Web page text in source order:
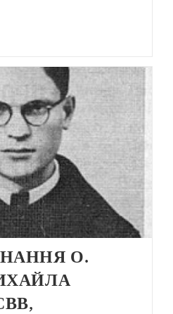
О.